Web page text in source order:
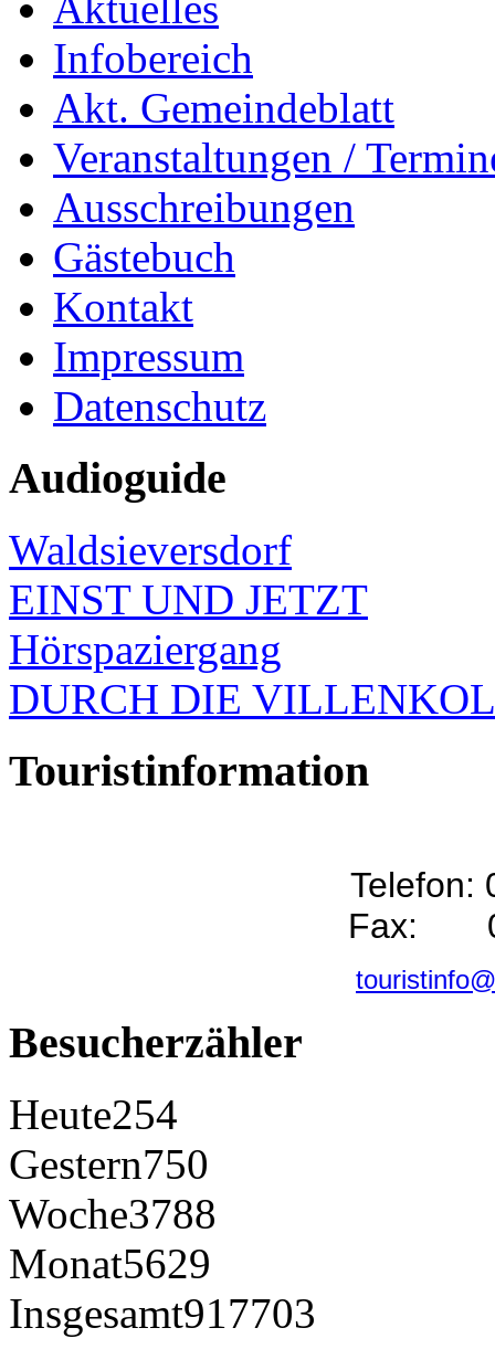
Infobereich
Akt. Gemeindeblatt
Veranstaltungen /
Ausschreibungen
Gästebuch
Kontakt
Impressum
Datenschutz
Audioguide
Waldsieversdorf
EINST UND JETZT
Hörspaziergang
DURCH DIE
Touristinformation
Telefon:
Fax:
Besucherzähler
Heute254
Gestern750
Woche3788
Monat5629
Insgesamt917703